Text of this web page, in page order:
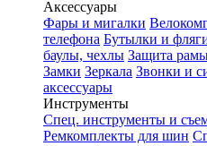
Аксессуары
Фары и мигалки
телефона Бутылки и
баулы, чехлы Защита
Замки Зеркала Звонки и
аксессуары
Инструменты
Спец. инструменты и
Ремкомплекты для шин